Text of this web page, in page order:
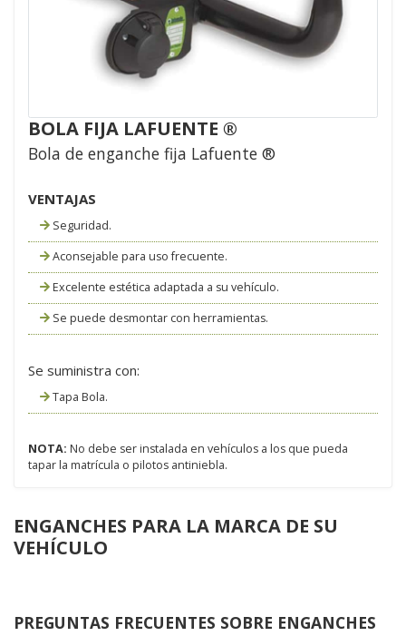
BOLA FIJA LAFUENTE ®
Bola de enganche fija Lafuente ®
VENTAJAS
Seguridad.
Aconsejable para uso frecuente.
Excelente estética adaptada a su vehículo.
Se puede desmontar con herramientas.
Se suministra con:
Tapa Bola.
NOTA: No debe ser instalada en vehículos a los que pueda
tapar la matrícula o pilotos antiniebla.
ENGANCHES PARA LA MARCA DE SU
VEHÍCULO
PREGUNTAS FRECUENTES SOBRE ENGANCHES